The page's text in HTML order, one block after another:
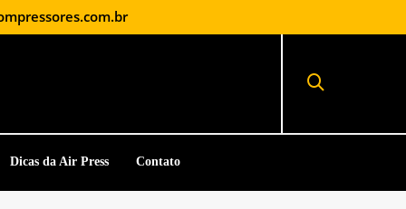
Dicas da Air Press Contato